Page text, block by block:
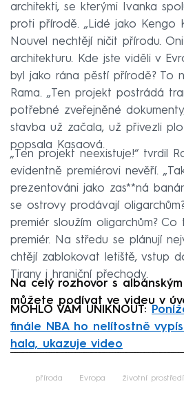
architekti, se kterými Ivanka
proti přírodě. „Lidé jako Kengo
Nouvel nechtějí ničit přírodu.
architekturu. Kde jste viděli v
byl jako rána pěstí přírodě? To
Rama. „Ten projekt postrádá
potřebné zveřejněné
stavba už začala, už přivezli
popsala Kasaová.
„Ten projekt neexistuje!“ tvrdil
evidentně premiérovi nevěří.
prezentováni jako zas**ná
se ostrovy prodávají
premiér sloužím oligarchům? Co
premiér. Na středu se plánují
chtějí zablokovat letiště, vstup
Tirany i hraniční přechody.
Na celý rozhovor s
můžete podívat ve videu v
MOHLO VÁM UNIKNOUT:
finále NBA ho nelítostně
hala, ukazuje video
příroda Evropa životní prostředí